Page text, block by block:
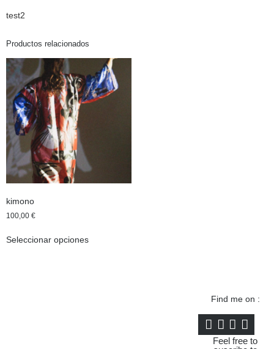
test2
Productos relacionados
kimono
100,00 €
Seleccionar opciones
Find me on :
Feel free to